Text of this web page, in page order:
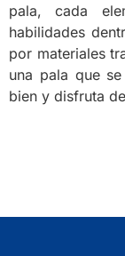
pala, cada
habilidades
por materiales
una pala que
bien y disfruta